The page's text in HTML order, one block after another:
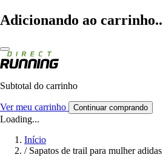
Adicionando ao
Subtotal do carrinho
Ver meu carrinho Continuar comprando
Loading...
Início
/ Sapatos de trail para mulher